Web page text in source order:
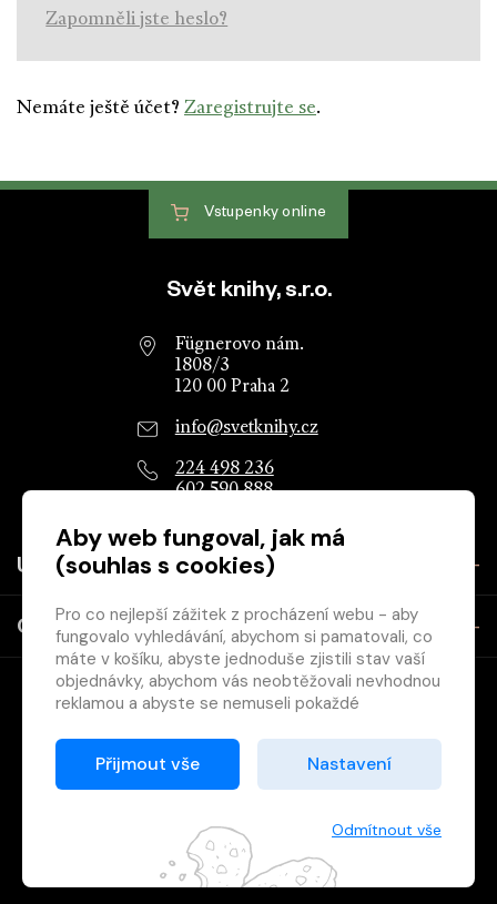
Zapomněli jste heslo?
Nemáte ještě účet? Zaregistrujte se.
Patička webu
Vstupenky online
Svět knihy, s.r.o.
Fügnerovo nám.
1808/3
120 00 Praha 2
info@svetknihy.cz
224 498 236
602 590 888
Užitečné
O společnosti
knihkupců a nakladatelů.
VytištěnoGrand IT s.r.o.
Aby web fungoval, jak má
(souhlas s cookies)
Pro co nejlepší zážitek z procházení webu - aby
fungovalo vyhledávání, abychom si pamatovali, co
máte v košíku, abyste jednoduše zjistili stav vaší
objednávky, abychom vás neobtěžovali nevhodnou
reklamou a abyste se nemuseli pokaždé
Proto od vás potřebujeme souhlas se
zpracováním souborů cookies
Děkujeme, že nám ho dáte a pomůžete nám tak
Přijmout vše Nastavení
Odmítnout vše